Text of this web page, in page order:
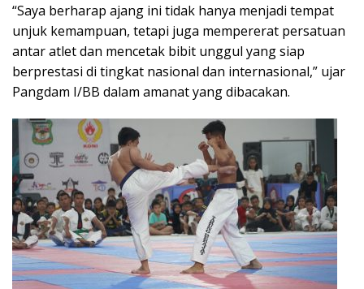
“Saya berharap ajang ini tidak hanya menjadi tempat
unjuk kemampuan, tetapi juga mempererat persatuan
antar atlet dan mencetak bibit unggul yang siap
berprestasi di tingkat nasional dan internasional,” ujar
Pangdam I/BB dalam amanat yang dibacakan.